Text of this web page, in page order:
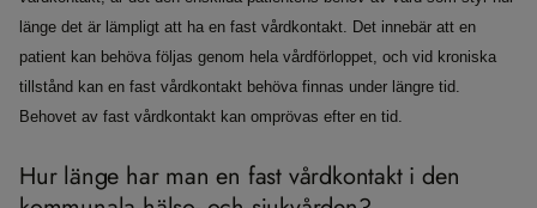
länge det är lämpligt att ha en fast vårdkontakt. Det innebär att en
patient kan behöva följas genom hela vårdförloppet, och vid kroniska
tillstånd kan en fast vårdkontakt behöva finnas under längre tid.
Behovet av fast vårdkontakt kan omprövas efter en tid.
Hur länge har man en fast vårdkontakt i den